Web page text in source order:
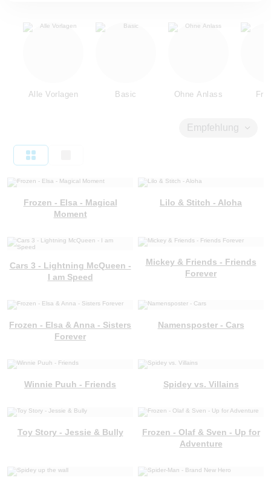
Alle Vorlagen Basic Ohne Anlass
Empfehlung
Frozen - Elsa - Magical
Moment
Lilo & Stitch - Aloha
Cars 3 - Lightning McQueen -
I am Speed
Mickey & Friends - Friends
Forever
Frozen - Elsa & Anna - Sisters
Forever
Namensposter - Cars
Winnie Puuh - Friends Spidey vs. Villains
Toy Story - Jessie & Bully
Frozen - Olaf & Sven - Up for
Adventure